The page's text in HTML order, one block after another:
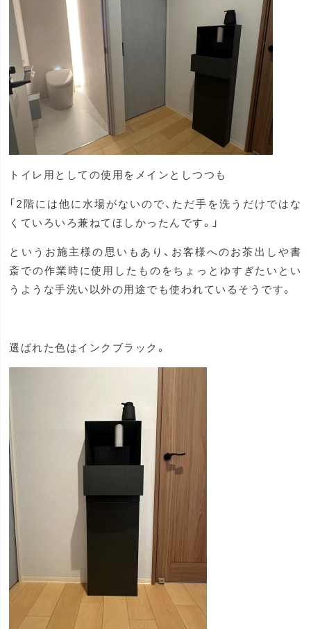
トイレ用としての使用をメインとしつつも
「2階には他に水場がないので、ただ手を洗うだけではな
くていろいろ兼ねてほしかったんです。」
というお施主様の思いもあり、お客様へのお茶出しや書
斎での作業時に使用したものをちょっとゆすぎたいとい
うような手洗い以外の用途でも使われているそうです。
選ばれた色はインクブラック。